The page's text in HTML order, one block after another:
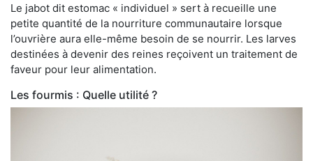
Le jabot dit estomac « individuel » sert à recueille une
petite quantité de la nourriture communautaire lorsque
l’ouvrière aura elle-même besoin de se nourrir. Les larves
destinées à devenir des reines reçoivent un traitement de
faveur pour leur alimentation.
Les fourmis : Quelle utilité ?